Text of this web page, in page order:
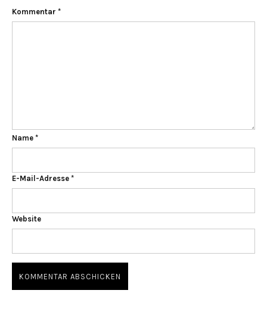
Kommentar *
Name *
E-Mail-Adresse *
Website